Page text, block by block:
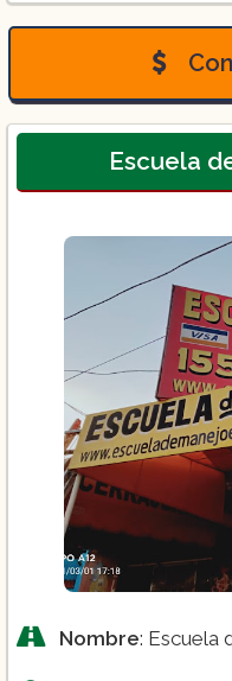
Curso avanzado
Clases a
Escuela
Nombre: Escuela